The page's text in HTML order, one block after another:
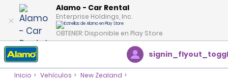
Alamo - Car Rental
Enterprise Holdings, Inc.
OBTENER: Disponible en Play Store
Inicio Vehículos New Zealand